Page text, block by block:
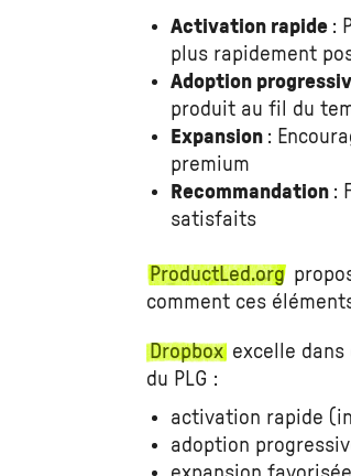
Activation rapide :
plus rapidement
Adoption
produit au fil du
Expansion :
premium
Recommandation :
satisfaits
ProductLed.org
comment ces
Dropboxexcelle dans
du PLG :
activation rapide
adoption